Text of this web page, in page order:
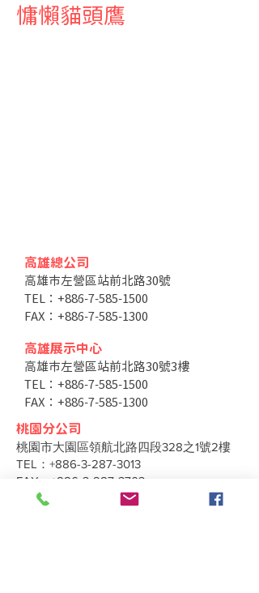
慵懶貓頭鷹
高雄總公司
高雄市左營區站前北路30號
TEL：+886-7-585-1500
FAX：+886-7-585-1300
高雄展示中心
高雄市左營區站前北路30號3樓
TEL：+886-7-585-1500
FAX：+886-7-585-1300
桃園分公司
桃園市大園區領航北路四段328之1號2樓
TEL：+886-3-287-3013
FAX：+886-3-287-3703
台中分公司